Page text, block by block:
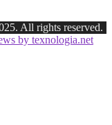
All rights reserved.